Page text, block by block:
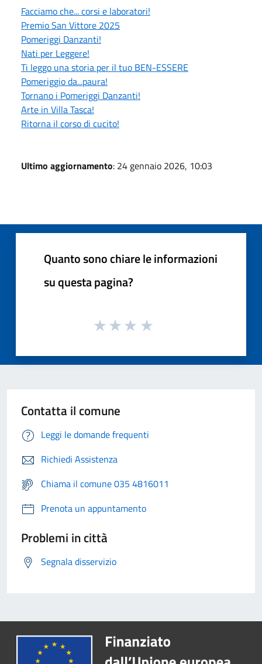
Facciamo che... corsi e laboratori!
Premio San Vittore 2025
Pomeriggi Danzanti!
Nati per Leggere!
Ti leggo una storia per il tuo BEN-ESSERE
Pomeriggio da...paura!
Tornano i Pomeriggi Danzanti!
Arte in Villa Tasca!
Ritorna il corso di cucito!
Ultimo aggiornamento: 24 gennaio 2026, 10:03
Quanto sono chiare le informazioni
su questa pagina?
Contatta il comune
Leggi le domande frequenti
Richiedi Assistenza
Chiama il comune 035 4816011
Prenota un appuntamento
Problemi in città
Segnala disservizio